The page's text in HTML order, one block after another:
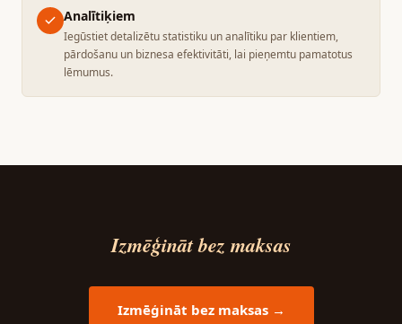
Analītiķiem
Iegūstiet detalizētu statistiku un analītiku par klientiem,
pārdošanu un biznesa efektivitāti, lai pieņemtu pamatotus
lēmumus.
Izmēģināt bez maksas
Izmēģināt bez maksas →